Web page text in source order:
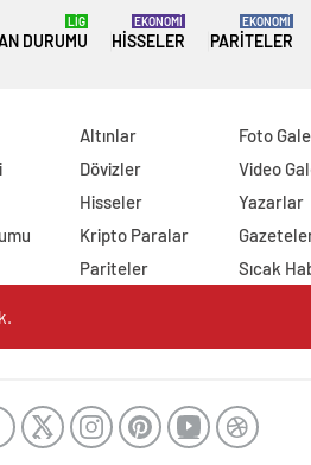
DURUMU
LİG
HISSELER
EKONOMİ
PARITELER
EKONOMİ
Altınlar
Dövizler
Hisseler
Kripto Paralar
Pariteler
Foto
Video
Yazarlar
Sıcak